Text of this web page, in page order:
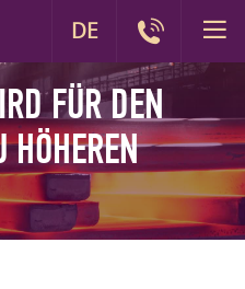
FÜR DEN
DE